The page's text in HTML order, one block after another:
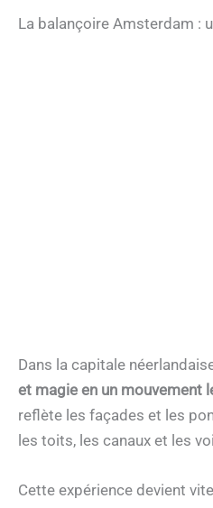
La balançoire Amsterdam :
Dans la capitale
et magie en un mouvement
reflète les façades et les
les toits, les canaux et les
Cette expérience devient